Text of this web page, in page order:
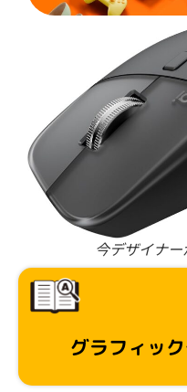
今デザイナ
グラフィッ